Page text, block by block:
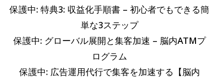
保護中: 特典3: 収益化手順書 – 初心者でもできる簡
単な3ステップ
保護中: グローバル展開と集客加速 – 脳内ATMプ
ログラム
保護中: 広告運用代行で集客を加速する【脳内